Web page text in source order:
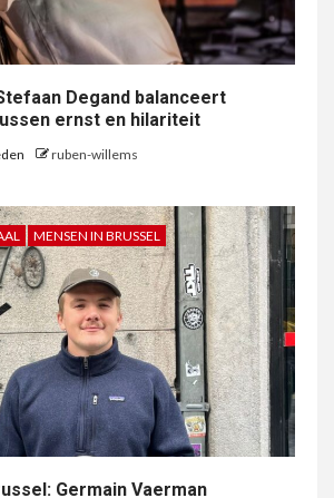
Degand balanceert
ernst en hilariteit
ruben-willems
MENSEN IN BRUSSEL
Germain Vaerman